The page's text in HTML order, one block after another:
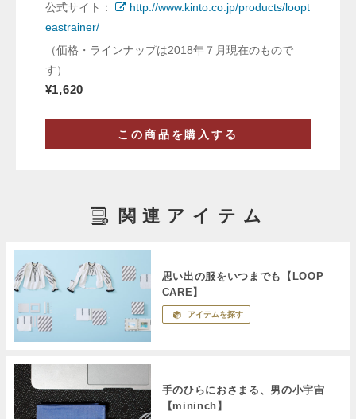
公式サイト：
http://www.kinto.co.jp/products/loopt
eastrainer/
（価格・ラインナップは2018年７月現在のもので
す）
¥1,620
この商品を購入する
関連アイテム
思い出の服をいつまでも【LOOP
CARE】
アイテムを探す
手のひらにおさまる、男の小宇宙
【mininch】